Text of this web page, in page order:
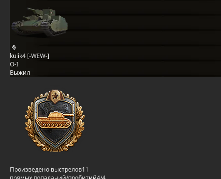
kulik4 [-WEW-]
O-I
Выжил
Произведено выстрелов11